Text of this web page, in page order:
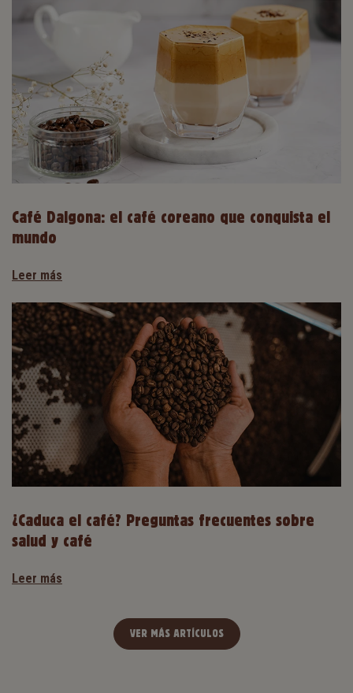
Café Dalgona: el café coreano que conquista el
mundo
Leer más
¿Caduca el café? Preguntas frecuentes sobre
salud y café
Leer más
VER MÁS ARTÍCULOS